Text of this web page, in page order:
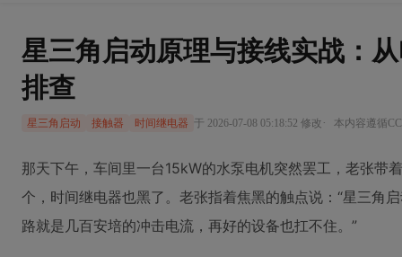
星三角启动原理与接线实战：
排查
星三角启动 接触器 时间继电器 于 2026-07-08 05:18:52 修改 · 本内容遵循
那天下午，车间里一台15kW的水泵电机突然罢工，老张带
个，时间继电器也黑了。老张指着焦黑的触点说：“星三角
路就是几百安培的冲击电流，再好的设备也扛不住。”